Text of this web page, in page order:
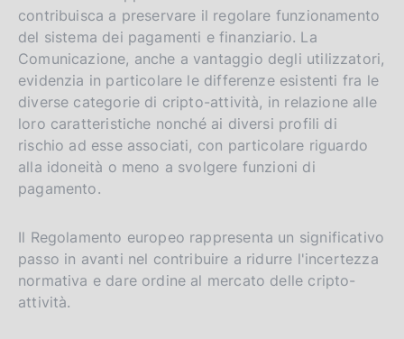
contribuisca a preservare il regolare funzionamento
del sistema dei pagamenti e finanziario. La
Comunicazione, anche a vantaggio degli utilizzatori,
evidenzia in particolare le differenze esistenti fra le
diverse categorie di cripto-attività, in relazione alle
loro caratteristiche nonché ai diversi profili di
rischio ad esse associati, con particolare riguardo
alla idoneità o meno a svolgere funzioni di
pagamento.
Il Regolamento europeo rappresenta un significativo
passo in avanti nel contribuire a ridurre l'incertezza
normativa e dare ordine al mercato delle cripto-
attività.